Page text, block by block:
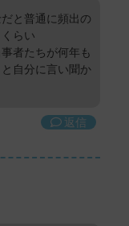
と普通に頻出の
らい
者たちが何年も
自分に言い聞か
返信